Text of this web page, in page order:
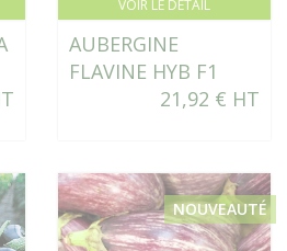
VOIR LE DÉTAIL
AUBERGINE
FLAVINE HYB F1
21,92 € HT
NOUVEAUTÉ